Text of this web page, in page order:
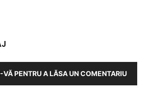
PENTRU A LĂSA UN COMENTARIU